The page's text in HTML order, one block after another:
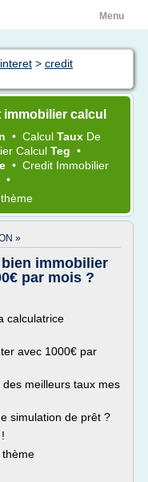
Menu
> credit
calcul
• Calcul Taux De
Calcul Teg •
• Credit Immobilier
•
»
immobilier
par mois ?
calculatrice
avec 1000€ par
meilleurs taux mes
simulation de prêt ?